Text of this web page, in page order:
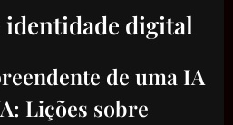
identidade digital
de uma IA
Lições sobre